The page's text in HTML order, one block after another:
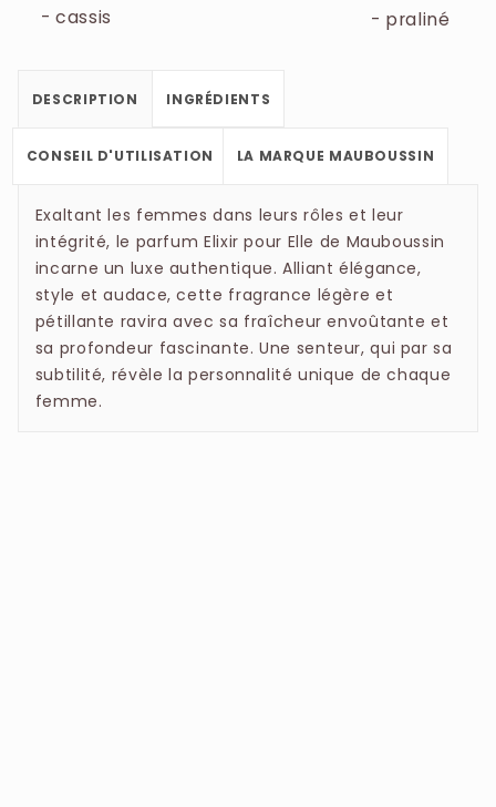
- cassis
- praliné
DESCRIPTION INGRÉDIENTS
CONSEIL D'UTILISATION LA MARQUE MAUBOUSSIN
Exaltant les femmes dans leurs rôles et leur
intégrité, le parfum Elixir pour Elle de Mauboussin
incarne un luxe authentique. Alliant élégance,
style et audace, cette fragrance légère et
pétillante ravira avec sa fraîcheur envoûtante et
sa profondeur fascinante. Une senteur, qui par sa
subtilité, révèle la personnalité unique de chaque
femme.